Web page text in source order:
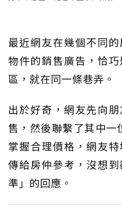
最近網友在幾個不同
物件的銷售廣告，恰
區，就在同一條巷弄。
出於好奇，網友先向
售，然後聯繫了其中一
掌握合理價格，網友
傳給房仲參考，沒想
準」的回應。